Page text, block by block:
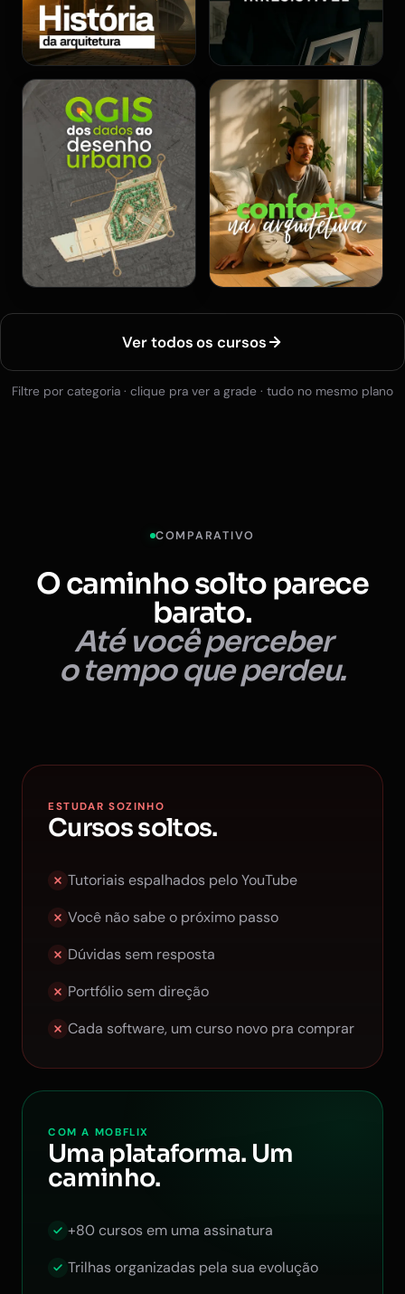
Ver todos os cursos
Filtre por categoria · clique pra ver a grade · tudo no mesmo plano
COMPARATIVO
O caminho solto parece
barato.
Até você perceber
o tempo que perdeu.
ESTUDAR SOZINHO
Cursos soltos.
Tutoriais espalhados pelo YouTube
Você não sabe o próximo passo
Dúvidas sem resposta
Portfólio sem direção
Cada software, um curso novo pra comprar
COM A MOBFLIX
Uma plataforma. Um
caminho.
+80 cursos em uma assinatura
Trilhas organizadas pela sua evolução